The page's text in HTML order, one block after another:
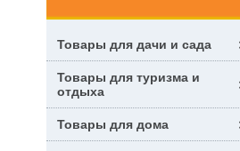
Товары для дачи и сада
Товары для туризма и
отдыха
Товары для дома